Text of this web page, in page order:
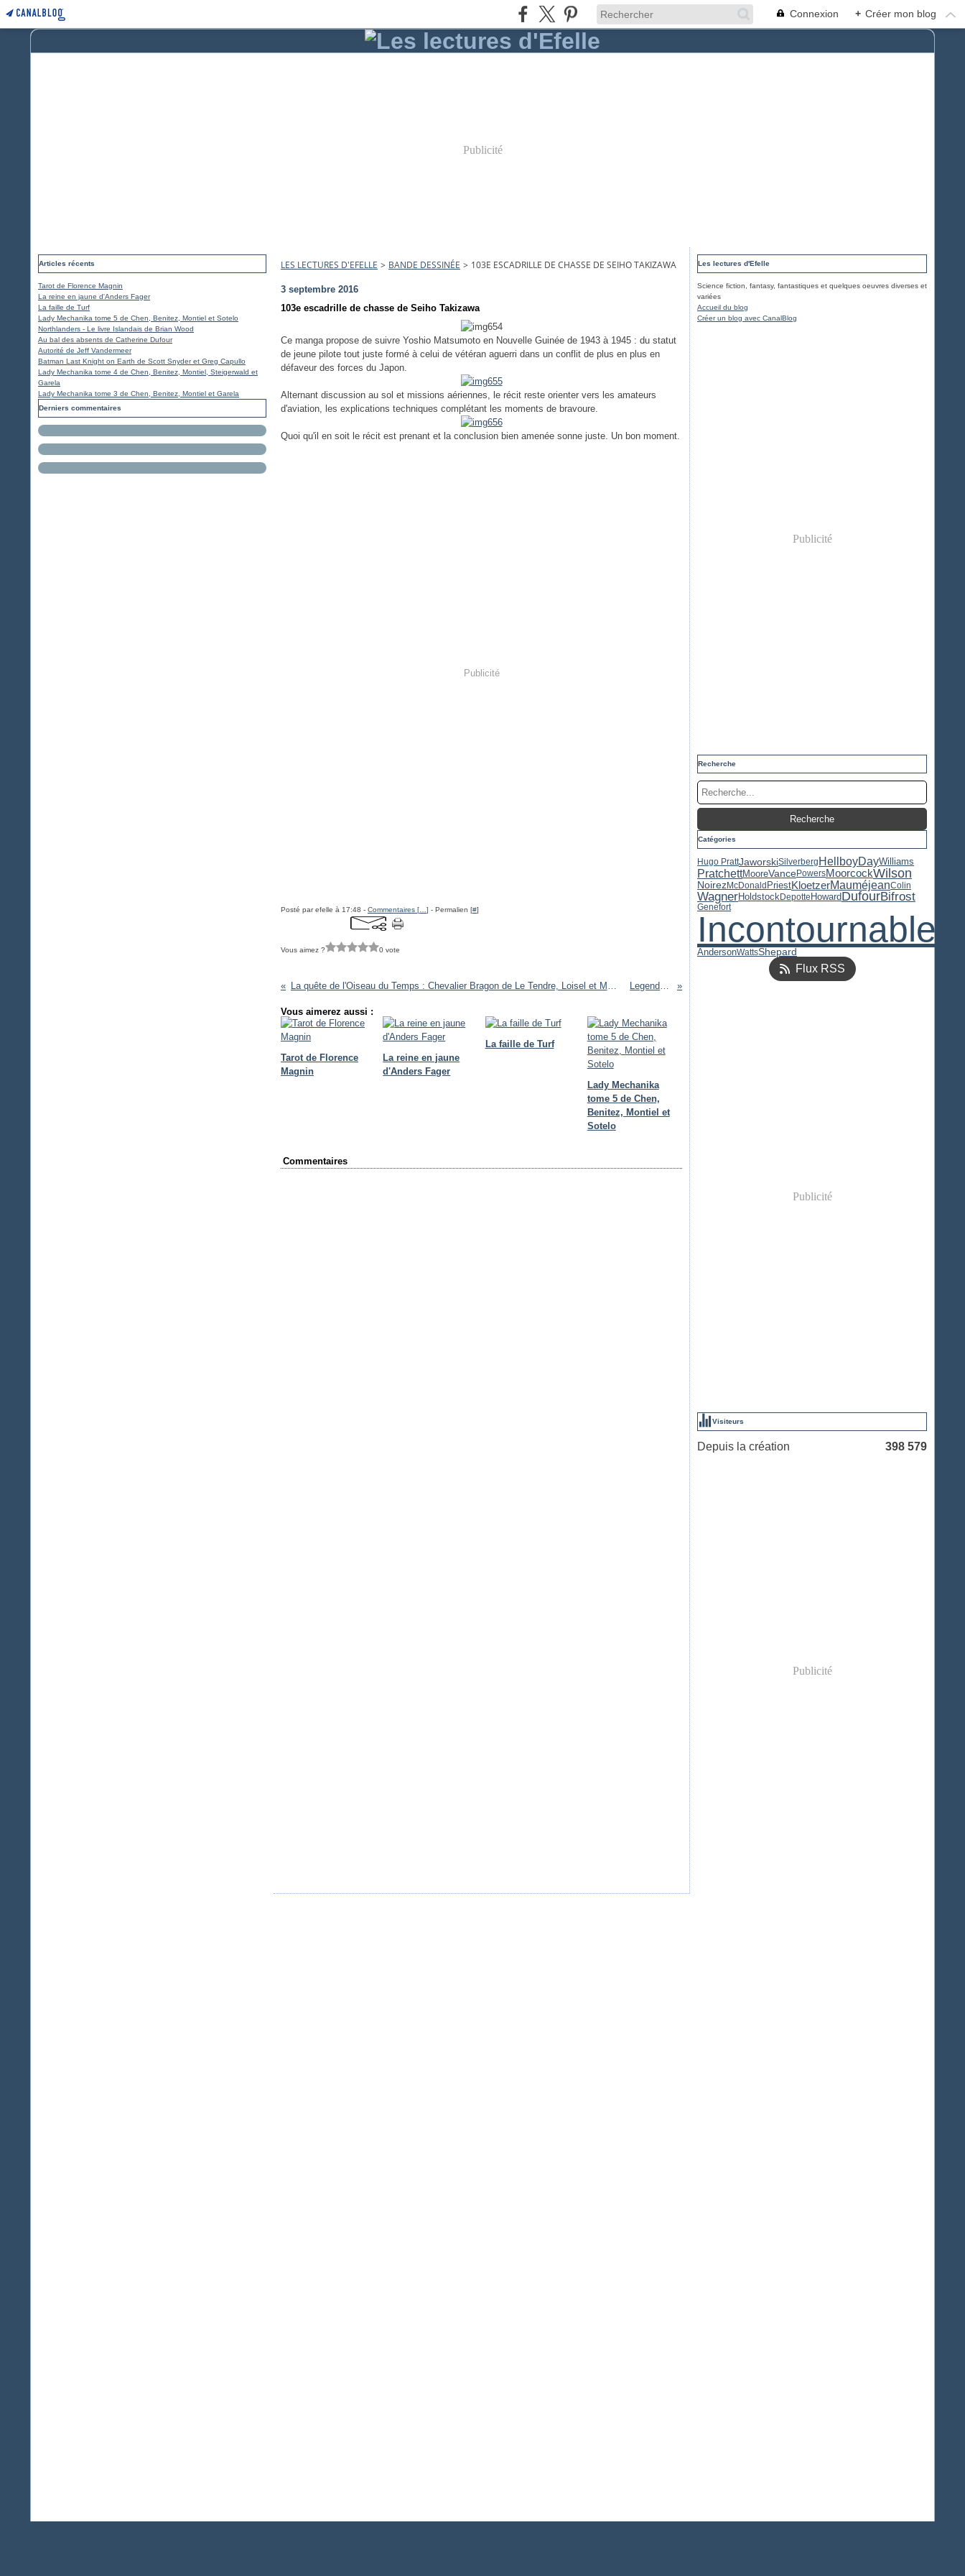
Connexion + Créer mon blog
Publicité
Articles récents
Tarot de Florence Magnin
La reine en jaune d'Anders Fager
La faille de Turf
Lady Mechanika tome 5 de Chen, Benitez, Montiel et Sotelo
Northlanders - Le livre Islandais de Brian Wood
Au bal des absents de Catherine Dufour
Autorité de Jeff Vandermeer
Batman Last Knight on Earth de Scott Snyder et Greg Capullo
Lady Mechanika tome 4 de Chen, Benitez, Montiel, Steigerwald et
Garela
Lady Mechanika tome 3 de Chen, Benitez, Montiel et Garela
Derniers commentaires
LES LECTURES D'EFELLE > BANDE DESSINÉE > 103E ESCADRILLE DE CHASSE DE SEIHO TAKIZAWA
3 septembre 2016
103e escadrille de chasse de Seiho Takizawa
Ce manga propose de suivre Yoshio Matsumoto en Nouvelle Guinée de 1943 à 1945 : du statut
de jeune pilote tout juste formé à celui de vétéran aguerri dans un conflit de plus en plus en
défaveur des forces du Japon.
Alternant discussion au sol et missions aériennes, le récit reste orienter vers les amateurs
d'aviation, les explications techniques complétant les moments de bravoure.
Quoi qu'il en soit le récit est prenant et la conclusion bien amenée sonne juste. Un bon moment.
Publicité
Posté par efelle à 17:48 - Commentaires [ ] - Permalien [#]
Vous aimez ? 0 vote
La quête de l'Oiseau du Temps : Chevalier Bragon de Le Tendre, Loisel et Mallié Legendary
Vous aimerez aussi :
Tarot de Florence
Magnin
La reine en jaune
d'Anders Fager
La faille de Turf
Lady Mechanika
tome 5 de Chen,
Benitez, Montiel et
Sotelo
Commentaires
Les lectures d'Efelle
Science fiction, fantasy, fantastiques et quelques oeuvres diverses et
variées
Accueil du blog
Créer un blog avec CanalBlog
Publicité
Recherche
Catégories
Hugo PrattJaworskiSilverberg HellboyDayWilliams
PratchettMooreVancePowersMoorcockWilson
NoirezMcDonaldPriestKloetzerMauméjeanColin
WagnerHoldstockDepotte HowardDufourBifrost
Genefort
Incontournable
AndersonWattsShepard
Flux RSS
Publicité
Visiteurs
Depuis la création 398 579
Publicité